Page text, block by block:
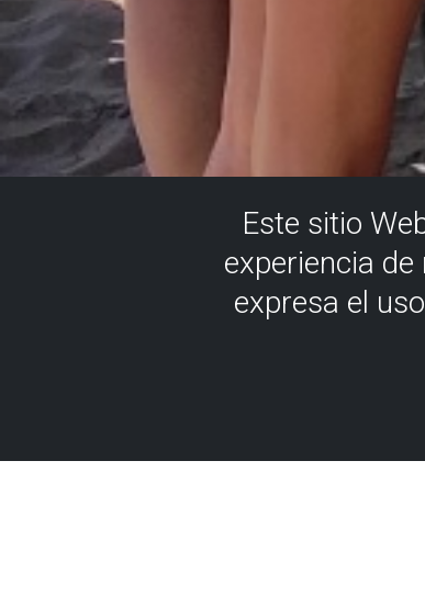
Este sitio
experiencia
expresa el